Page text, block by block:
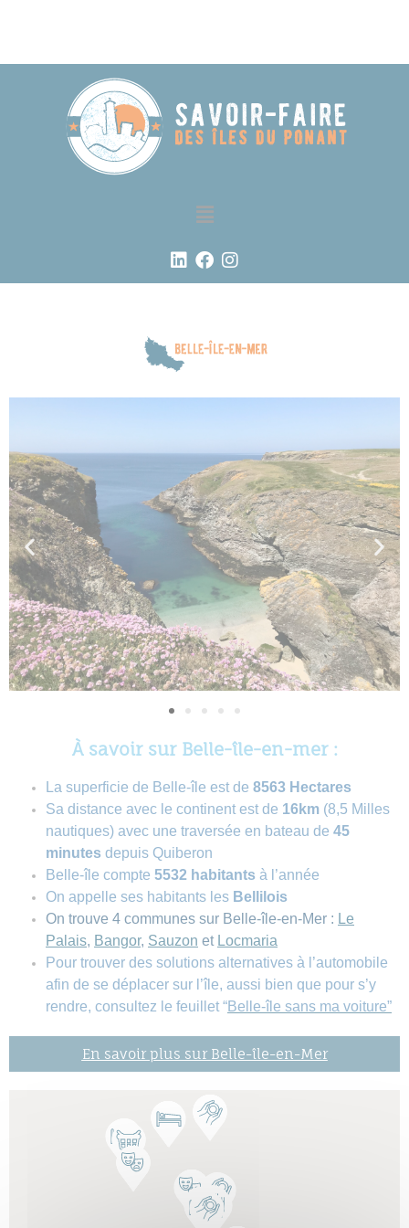
À savoir sur Belle-île-en-mer :
La superficie de Belle-île est de 8563 Hectares
Sa distance avec le continent est de 16km (8,5 Milles
nautiques) avec une traversée en bateau de 45
minutes depuis Quiberon
Belle-île compte 5532 habitants à l’année
On appelle ses habitants les Bellilois
On trouve 4 communes sur Belle-île-en-Mer : Le
Palais, Bangor, Sauzon et Locmaria
Pour trouver des solutions alternatives à l’automobile
afin de se déplacer sur l’île, aussi bien que pour s’y
rendre, consultez le feuillet “Belle-île sans ma voiture”
En savoir plus sur Belle-île-en-Mer